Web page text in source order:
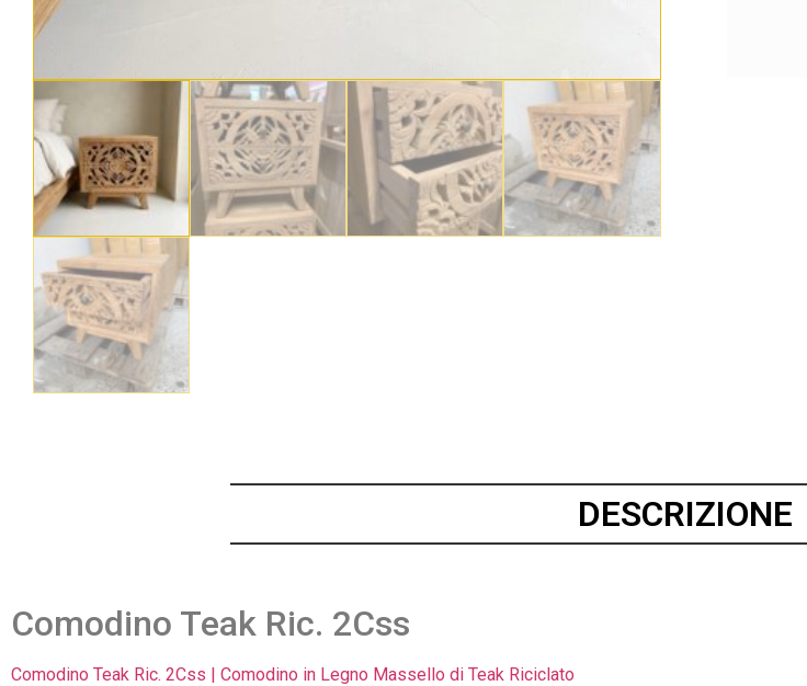
DESCRIZIONE
Comodino Teak Ric. 2Css
Comodino Teak Ric. 2Css | Comodino in Legno Massello di Teak Riciclato